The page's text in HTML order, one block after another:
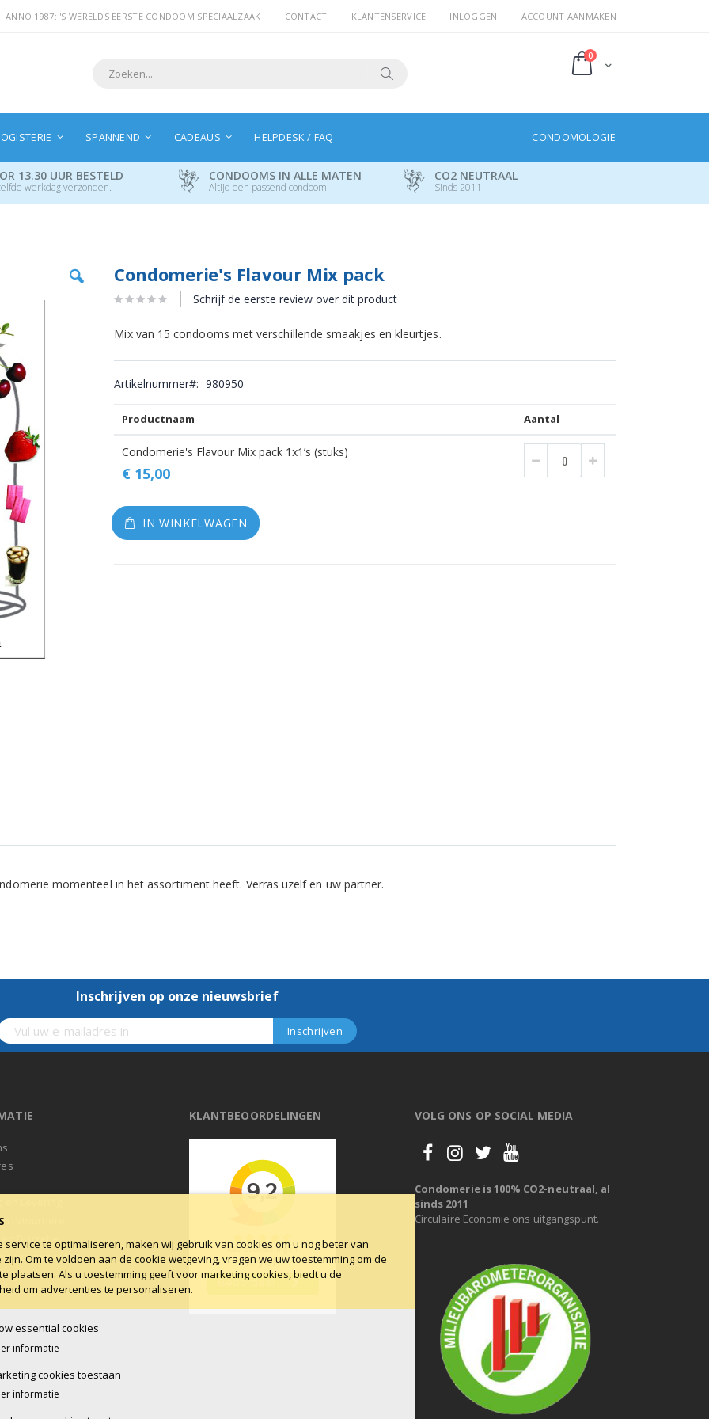
ANNO 1987: 'S WERELDS EERSTE CONDOOM SPECIAALZAAK CONTACT KLANTENSERVICE INLOGGEN ACCOUNT AANMAKEN
Cart
0producten
SPANNEND CADEAUS HELPDESK / FAQ CONDOMOLOGIE
13.30 UUR BESTELD
werkdag verzonden.
CONDOOMS IN ALLE MATEN
Altijd een passend condoom.
CO2 NEUTRAAL
Sinds 2011.
naar
begin
Condomerie's Flavour Mix pack
Schrijf de eerste review over dit product
Mix van 15 condooms met verschillende smaakjes en kleurtjes.
Artikelnummer 980950
productitems
Productnaam Aantal
Condomerie's Flavour Mix pack 1x1’s (stuks)
€ 15,00
IN WINKELWAGEN
momenteel in het assortiment heeft. Verras uzelf en uw partner.
Inschrijven op onze nieuwsbrief
retourneren
Discretie
voorwaarden
KLANTBEOORDELINGEN VOLG ONS OP SOCIAL MEDIA
Condomerie is 100% CO2-neutraal, al
sinds 2011
Circulaire Economie ons uitgangspunt.
service te optimaliseren, maken wij gebruik van cookies om u nog beter van
zijn. Om te voldoen aan de cookie wetgeving, vragen we uw toestemming om de
plaatsen. Als u toestemming geeft voor marketing cookies, biedt u de
om advertenties te personaliseren.
essential cookies
informatie
cookies toestaan
informatie